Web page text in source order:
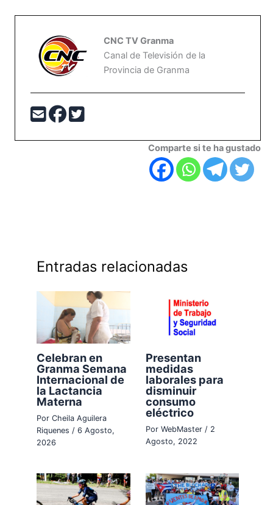
CNC TV Granma
Canal de Televisión de la
Provincia de Granma
Comparte si te ha gustado
Entradas relacionadas
Celebran en
Granma Semana
Internacional de
la Lactancia
Materna
PorCheila Aguilera
Riquenes/6 Agosto,
2026
Presentan
medidas
laborales para
disminuir
consumo
eléctrico
Por WebMaster / 2
Agosto, 2022